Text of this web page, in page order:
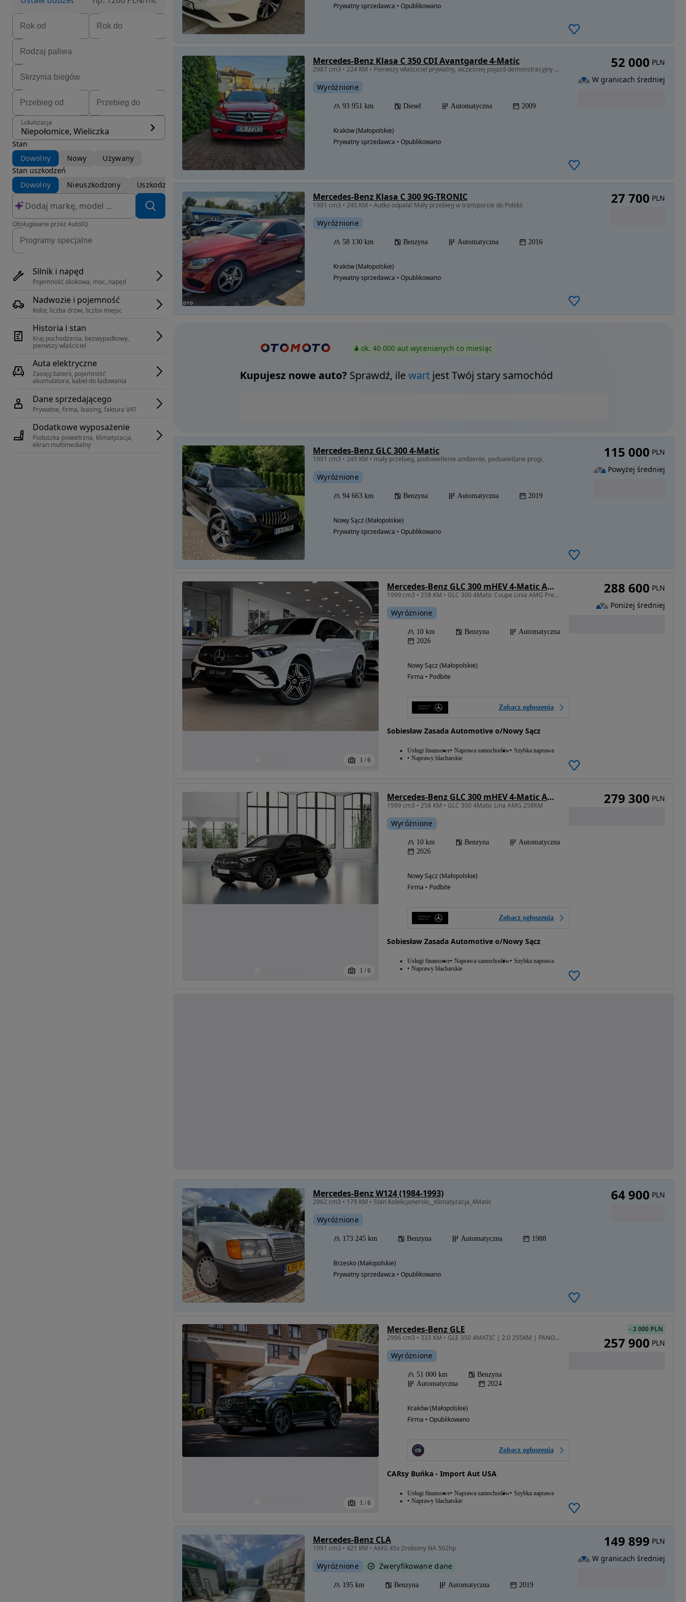
Lokalizacja
Niepołomice, Wieliczka
Stan
Dowolny
Nowy
Używany
Stan uszkodzeń
Dowolny
Nieuszkodzony Uszkodzony
Obsługiwane przez AutoIQ
Silnik i napęd
Pojemność skokowa, moc, napęd
Nadwozie i pojemność
Kolor, liczba drzwi, liczba miejsc
Historia i stan
Kraj pochodzenia, bezwypadkowy,
pierwszy właściciel
Auta elektryczne
Zasięg baterii, pojemność
akumulatora, kabel do ładowania
Dane sprzedającego
Prywatne, firma, leasing, faktura VAT
Dodatkowe wyposażenie
Poduszka powietrzna, klimatyzacja,
ekran multimedialny
Prywatny sprzedawca • Opublikowano
Mercedes-Benz Klasa C 350 CDI Avantgarde 4-Matic
2987 cm3 • 224 KM • Pierwszy właściciel prywatny, wcześniej pojazd demonstracyjny dealera.
Wyróżnione
93 951 km Diesel Automatyczna 2009
Kraków (Małopolskie)
Prywatny sprzedawca • Opublikowano
52 000 PLN
W granicach średniej
Mercedes-Benz Klasa C 300 9G-TRONIC
1991 cm3 • 245 KM • Autko odpala! Mały przebieg w transporcie do Polski!
Wyróżnione
58 130 km Benzyna Automatyczna 2016
Kraków (Małopolskie)
Prywatny sprzedawca • Opublikowano
27 700 PLN
ok. 40 000 aut wycenianych co miesiąc
Kupujesz nowe auto? Sprawdź, ilewartjest Twój stary samochód
Mercedes-Benz GLC 300 4-Matic
1991 cm3 • 245 KM • mały przebieg, podswietlenie ambiente, podswietlane progi,
Wyróżnione
94 663 km Benzyna Automatyczna 2019
Nowy Sącz (Małopolskie)
Prywatny sprzedawca • Opublikowano
115 000 PLN
Powyżej średniej
1 / 6
Mercedes-Benz GLC 300 mHEV 4-Matic AMG Line
1999 cm3 • 258 KM • GLC 300 4Matic Coupe Linia AMG Premium
Wyróżnione
10 km Benzyna
Automatyczna
2026
Nowy Sącz (Małopolskie)
Firma • Podbite
Zobacz ogłoszenia
Sobiesław Zasada Automotive o/Nowy Sącz
Usługi finansowe Naprawa samochodów Szybka naprawa
Naprawy blacharskie
288 600 PLN
Poniżej średniej
1 / 6
Mercedes-Benz GLC 300 mHEV 4-Matic AMG Line
1999 cm3 • 258 KM • GLC 300 4Matic Lina AMG 258KM
Wyróżnione
10 km Benzyna
Automatyczna
2026
Nowy Sącz (Małopolskie)
Firma • Podbite
Zobacz ogłoszenia
Sobiesław Zasada Automotive o/Nowy Sącz
Usługi finansowe Naprawa samochodów Szybka naprawa
Naprawy blacharskie
279 300 PLN
Mercedes-Benz W124 (1984-1993)
2962 cm3 • 179 KM • Stan Kolekcjonerski__Klimatyzacja_4Matic
Wyróżnione
173 245 km Benzyna Automatyczna 1988
Brzesko (Małopolskie)
Prywatny sprzedawca • Opublikowano
64 900 PLN
1 / 6
Mercedes-Benz GLE
2996 cm3 • 333 KM • GLE 350 4MATIC | 2.0 255KM | PANORAMA | AMG | KAMERY 360 | JAK NOWY!
Wyróżnione
51 000 km
Benzyna
Automatyczna
2024
Kraków (Małopolskie)
Firma • Opublikowano
Zobacz ogłoszenia
CARsy Buńka - Import Aut USA
Usługi finansowe Naprawa samochodów Szybka naprawa
Naprawy blacharskie
-2 000 PLN
257 900 PLN
Mercedes-Benz CLA
1991 cm3 • 421 KM • AMG 45s Zrobiony NA 502hp
Wyróżnione Zweryfikowane dane
195 km Benzyna Automatyczna 2019
149 899 PLN
W granicach średniej